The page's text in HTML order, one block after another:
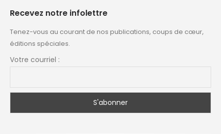
Recevez notre infolettre
Tenez-vous au courant de nos publications, coups de cœur,
éditions spéciales.
Votre courriel :